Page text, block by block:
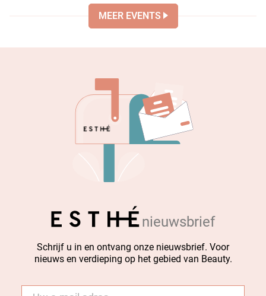
MEER EVENTS
nieuwsbrief
Schrijf u in en ontvang onze nieuwsbrief. Voor
nieuws en verdieping op het gebied van Beauty.